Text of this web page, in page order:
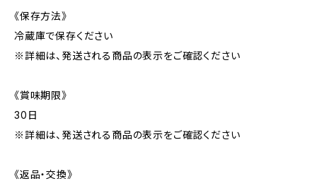
《保存方法》
冷蔵庫で保存ください
※詳細は、発送される商品の表示をご確認ください
《賞味期限》
30日
※詳細は、発送される商品の表示をご確認ください
《返品・交換》